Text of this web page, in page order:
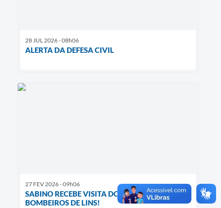
28 JUL 2026 - 08h06
ALERTA DA DEFESA CIVIL
27 FEV 2026 - 09h06
SABINO RECEBE VISITA DO CORPO DE
BOMBEIROS DE LINS!